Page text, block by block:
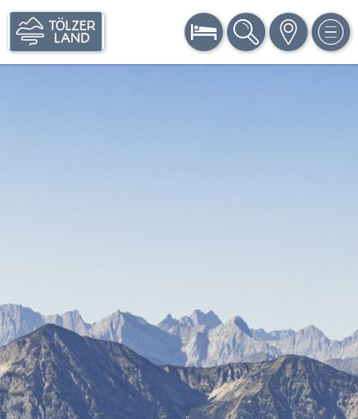
BUCHEN SUCHE KARTE MENÜ